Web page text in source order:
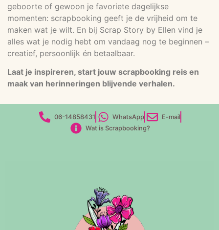
geboorte of gewoon je favoriete dagelijkse
momenten: scrapbooking geeft je de vrijheid om te
maken wat je wilt. En bij Scrap Story by Ellen vind je
alles wat je nodig hebt om vandaag nog te beginnen –
creatief, persoonlijk én betaalbaar.
Laat je inspireren, start jouw scrapbooking reis en
maak van herinneringen blijvende verhalen.
06-14858431 WhatsApp
E-mail
Wat is Scrapbooking?